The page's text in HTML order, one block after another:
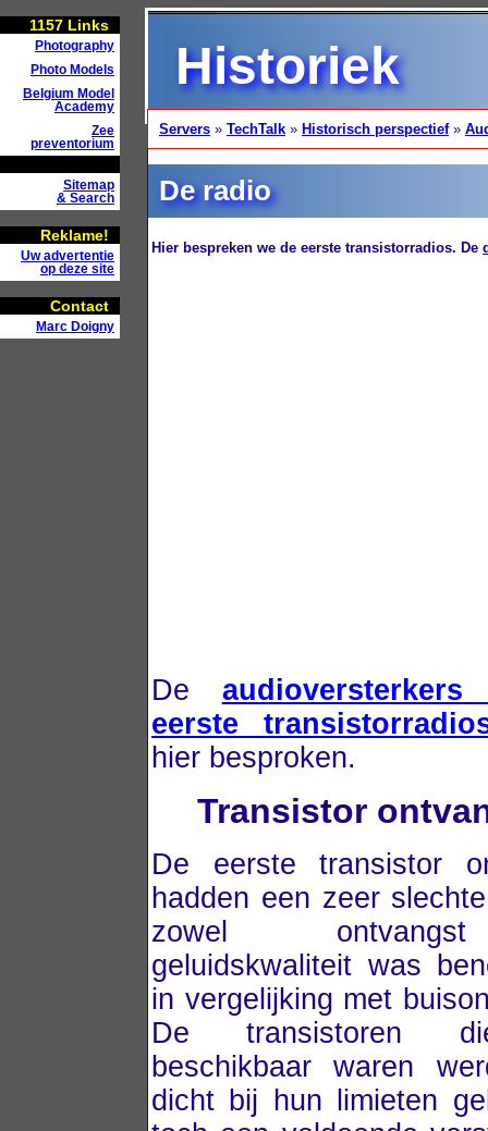
1157 Links
Photography
Photo Models
Belgium Model
Academy
Zee
preventorium
Sitemap
& Search
Reklame!
Uw advertentie
op deze site
Contact
Marc Doigny
Historiek
Servers » TechTalk » Historisch perspectief»
De radio
Hier bespreken we de eerste transistorradios. De
De
eerste
hier besproken.
Transistor
De eerste transistor
hadden een zeer
zowel
geluidskwaliteit was
in vergelijking met
De transistoren
beschikbaar waren
dicht bij hun limieten